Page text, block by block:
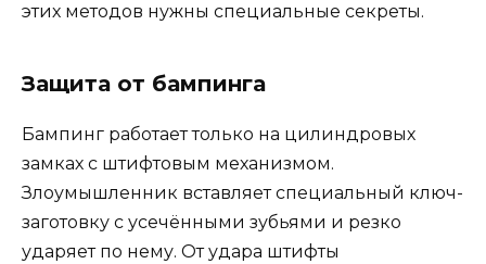
этих методов нужны специальные секреты.
Защита от бампинга
Бампинг работает только на цилиндровых
замках с штифтовым механизмом.
Злоумышленник вставляет специальный ключ-
заготовку с усечёнными зубьями и резко
ударяет по нему. От удара штифты